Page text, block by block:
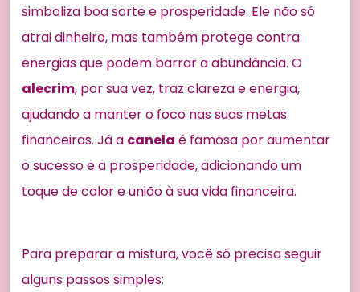
simboliza boa sorte e prosperidade. Ele não só
atrai dinheiro, mas também protege contra
energias que podem barrar a abundância. O
alecrim, por sua vez, traz clareza e energia,
ajudando a manter o foco nas suas metas
financeiras. Já a canela é famosa por aumentar
o sucesso e a prosperidade, adicionando um
toque de calor e união à sua vida financeira.
Para preparar a mistura, você só precisa seguir
alguns passos simples: